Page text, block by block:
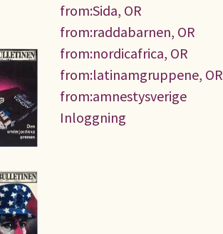
from:Sida, OR
from:raddabarnen, OR
from:nordicafrica, OR
from:latinamgruppene, OR
from:amnestysverige
Inloggning